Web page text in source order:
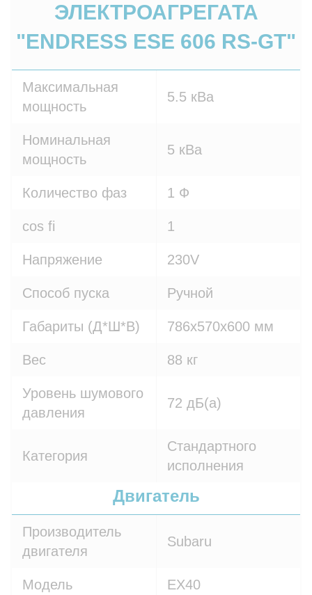
ЭЛЕКТРОАГРЕГАТА
"ENDRESS ESE 606 RS-GT"
Максимальная
мощность
5.5 кВа
Номинальная
мощность
5 кВа
Количество фаз 1 Ф
cos fi 1
Напряжение 230V
Способ пуска Ручной
Габариты (Д*Ш*В) 786х570х600 мм
Вес 88 кг
Уровень шумового
давления
72 дБ(а)
Категория
Стандартного
исполнения
Двигатель
Производитель
двигателя
Subaru
Модель EX40